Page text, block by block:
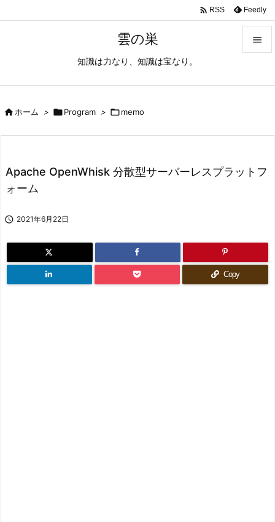
雲の巣
知識は力なり、知識は宝なり。

次へ
 RSS Feedly
ホーム > Program > memo
Apache OpenWhisk 分散型サーバーレスプラットフ
ォーム
 2021年6月22日
Copy